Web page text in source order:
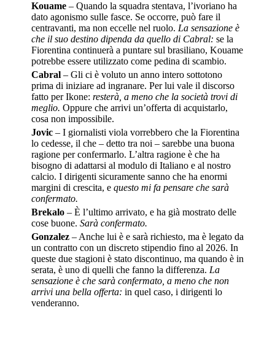
Kouame – Quando la squadra stentava, l’ivoriano ha
dato agonismo sulle fasce. Se occorre, può fare il
centravanti, ma non eccelle nel ruolo. La sensazione è
che il suo destino dipenda da quello di Cabral: se la
Fiorentina continuerà a puntare sul brasiliano, Kouame
potrebbe essere utilizzato come pedina di scambio.
Cabral – Gli ci è voluto un anno intero sottotono
prima di iniziare ad ingranare. Per lui vale il discorso
fatto per Ikone: resterà, a meno che la società trovi di
meglio. Oppure che arrivi un’offerta di acquistarlo,
cosa non impossibile.
Jovic – I giornalisti viola vorrebbero che la Fiorentina
lo cedesse, il che – detto tra noi – sarebbe una buona
ragione per confermarlo. L’altra ragione è che ha
bisogno di adattarsi al modulo di Italiano e al nostro
calcio. I dirigenti sicuramente sanno che ha enormi
margini di crescita, e questo mi fa pensare che sarà
confermato.
Brekalo – È l’ultimo arrivato, e ha già mostrato delle
cose buone. Sarà confermato.
Gonzalez – Anche lui è e sarà richiesto, ma è legato da
un contratto con un discreto stipendio fino al 2026. In
queste due stagioni è stato discontinuo, ma quando è in
serata, è uno di quelli che fanno la differenza. La
sensazione è che sarà confermato, a meno che non
arrivi una bella offerta: in quel caso, i dirigenti lo
venderanno.